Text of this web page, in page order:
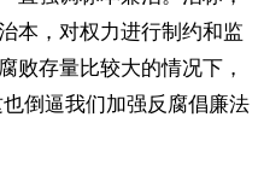
本，对权力进行制约和监
败存量比较大的情况下，
倒逼我们加强反腐倡廉法